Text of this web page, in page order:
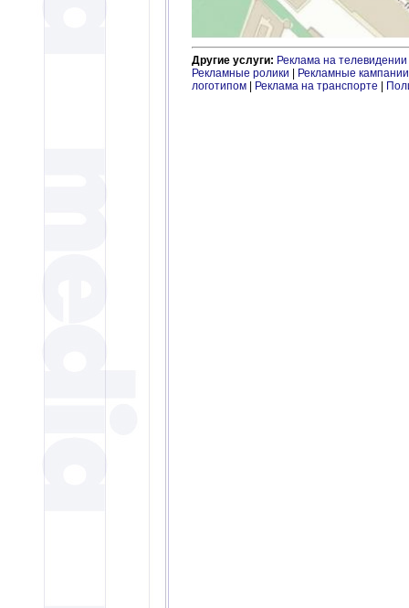
Другие услуги: Реклама на телевидении
Рекламные ролики | Рекламные кампании
логотипом | Реклама на транспорте |